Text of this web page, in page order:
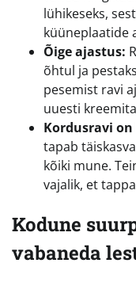
lühikeseks,
küüneplaatide
Õige ajastus:
õhtul ja
pesemist ravi
uuesti
Kordusravi
tapab
kõiki mune.
vajalik, et
Kodune
vabaneda